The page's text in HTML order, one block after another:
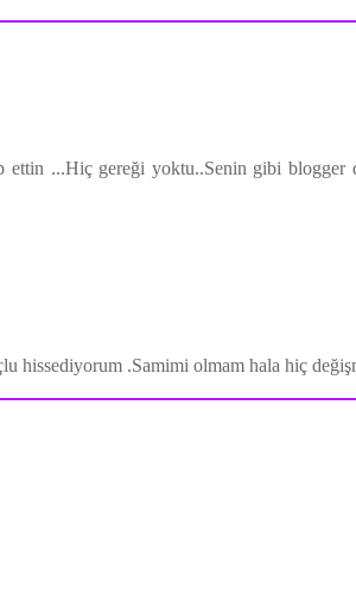
ettin ...Hiç gereği yoktu..Senin gibi
hissediyorum .Samimi olmam hala hiç